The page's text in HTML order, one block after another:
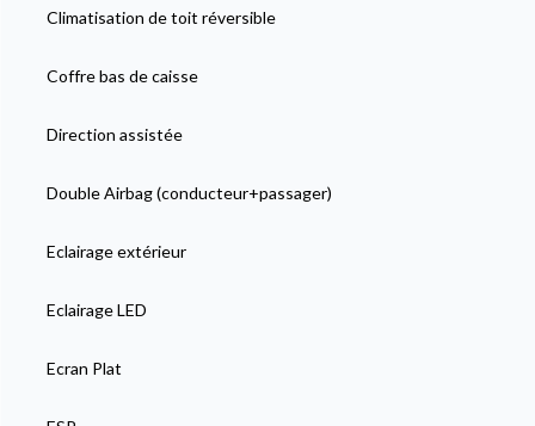
Climatisation de toit réversible
Coffre bas de caisse
Direction assistée
Double Airbag (conducteur+passager)
Eclairage extérieur
Eclairage LED
Ecran Plat